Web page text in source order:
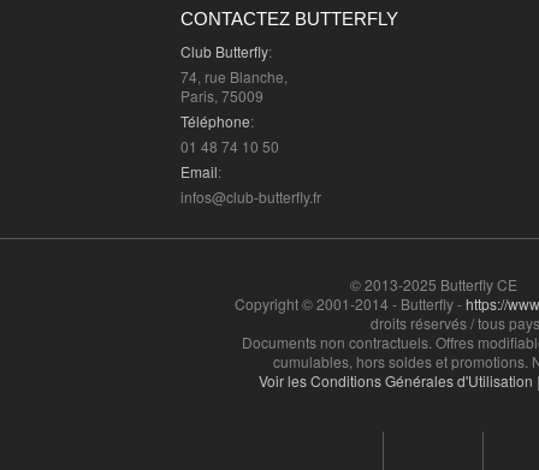
CONTACTEZ BUTTERFLY
Club Butterfly:
74, rue Blanche,
Paris, 75009
Téléphone:
01 48 74 10 50
Email:
infos@club-butterfly.fr
© 2013-2025 Butterfly CE
Copyright © 2001-2014 - Butterfly -https://
droits réservés / tous
Documents non contractuels. Offres
cumulables, hors soldes et promotions.
Voir les Conditions Générales d'Utilisation